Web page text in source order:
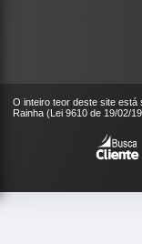
O inteiro teor deste site
Rainha (Lei 9610 de 19/02/